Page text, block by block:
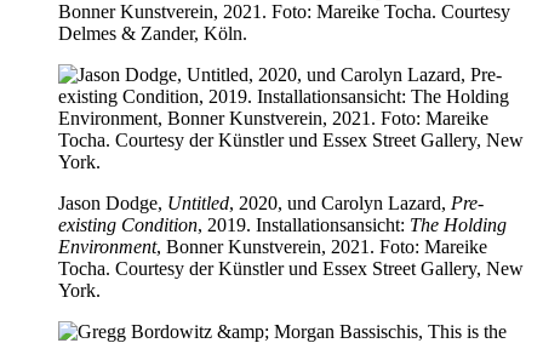
Bonner Kunstverein, 2021. Foto: Mareike Tocha. Courtesy
Delmes & Zander, Köln.
Jason Dodge, Untitled, 2020, und Carolyn Lazard, Pre-
existing Condition, 2019. Installationsansicht: The Holding
Environment, Bonner Kunstverein, 2021. Foto: Mareike
Tocha. Courtesy der Künstler und Essex Street Gallery, New
York.